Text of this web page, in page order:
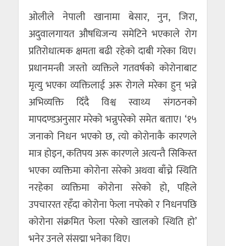
ओलीले नेपाली खानामा बेसार, नुन, जिरा,
अदुवालगायत औषधिजन्य समेटिने भएकाले रोग
प्रतिरोधात्मक क्षमता बढी रहेको दाबी गरेका थिए।
प्रधानमन्त्री जस्तो व्यक्तिले गतवर्षको कोरोनाबाट
मृत्यु भएका व्यक्तिलाई अरू रोगले मरेका हुन् भन्ने
अभिव्यक्ति दिँदै विश्व स्वाथ्य संगठनको
मापदण्डअनुसार मरेको भन्नुपरेको समेत बताए। ‘१५
जनाको निधन भएको छ, त्यो कोरोनाकै कारणले
मात्र होइन, कतिपय अरू कारणले अत्यन्तै सिकिस्त
भएका व्यक्तिमा कोरोना सरेको अथवा बाँच्ने स्थिति
नरहेका व्यक्तिमा कोरोना सरेको हो, पहिले
उपचाररत रहँदा कोरोना फेला नपरेको र निधनपछि
कोरोना संक्रमित फेला परेको खालको स्थिति हो’
भनेर उनले संसद्मा भनेका थिए।